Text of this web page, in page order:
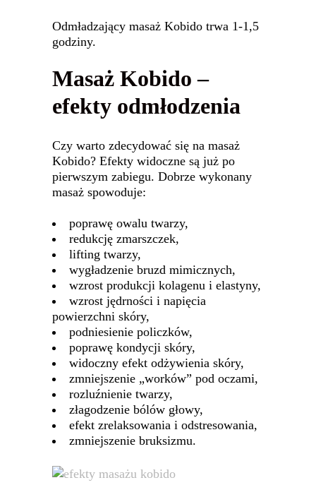
Odmładzający masaż Kobido trwa 1-1,5
godziny.
Masaż Kobido –
efekty odmłodzenia
Czy warto zdecydować się na masaż
Kobido? Efekty widoczne są już po
pierwszym zabiegu. Dobrze wykonany
masaż spowoduje:
poprawę owalu twarzy,
redukcję zmarszczek,
lifting twarzy,
wygładzenie bruzd mimicznych,
wzrost produkcji kolagenu i elastyny,
wzrost jędrności i napięcia
powierzchni skóry,
podniesienie policzków,
poprawę kondycji skóry,
widoczny efekt odżywienia skóry,
zmniejszenie „worków” pod oczami,
rozluźnienie twarzy,
złagodzenie bólów głowy,
efekt zrelaksowania i odstresowania,
zmniejszenie bruksizmu.